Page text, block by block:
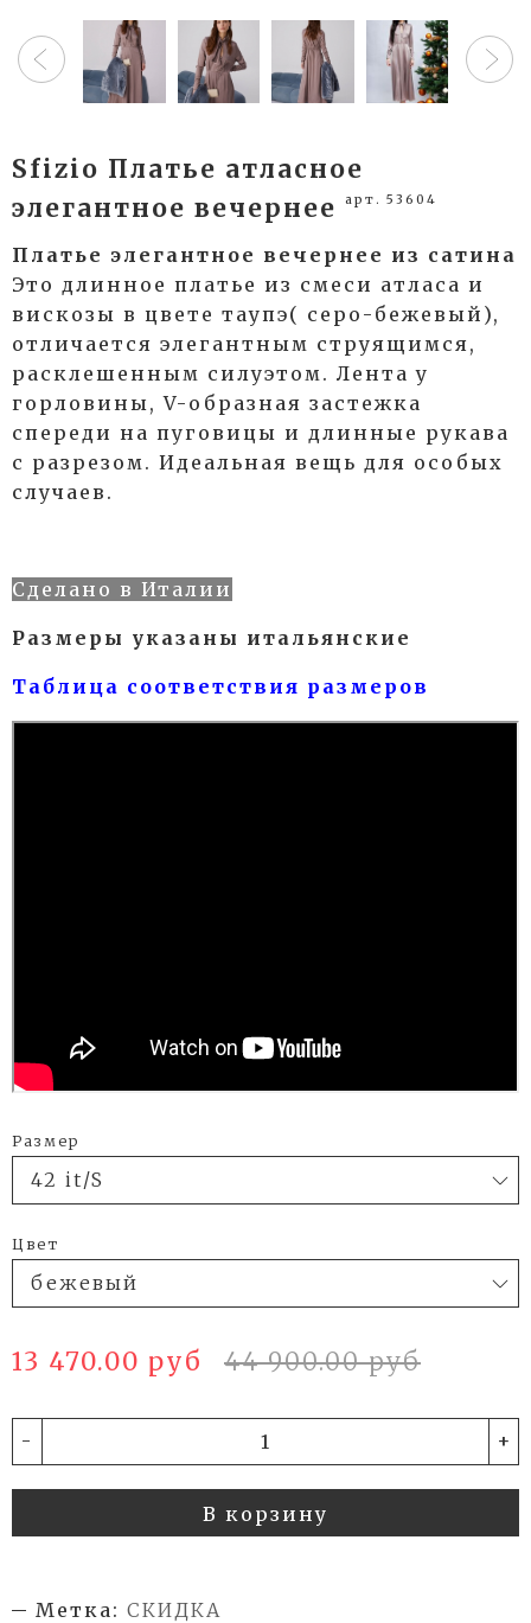
Sfizio Платье атласное
элегантное вечернее
арт. 53604
Платье элегантное вечернее из сатина
Это длинное платье из смеси атласа и
вискозы в цвете таупэ( серо-бежевый),
отличается элегантным струящимся,
расклешенным силуэтом. Лента у
горловины, V-образная застежка
спереди на пуговицы и длинные рукава
с разрезом. Идеальная вещь для особых
случаев.
Сделано в Италии
Размеры указаны итальянские
Таблица соответствия размеров
Размер
Цвет
13 470.00 руб 44 900.00 руб
- +
В корзину
Метка: СКИДКА